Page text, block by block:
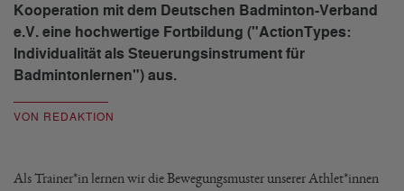
Kooperation mit dem Deutschen Badminton-Verband
e.V. eine hochwertige Fortbildung ("ActionTypes:
Individualität als Steuerungsinstrument für
Badmintonlernen") aus.
VON REDAKTION
Als Trainer*in lernen wir die Bewegungsmuster unserer Athlet*innen